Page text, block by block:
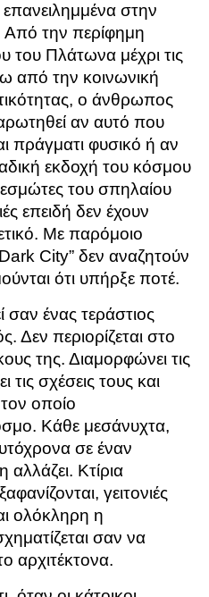
επανειλημμένα στην
Από την περίφημη
του Πλάτωνα μέχρι τις
από την κοινωνική
ο άνθρωπος
αν αυτό που
πράγματι φυσικό ή αν
εκδοχή του κόσμου
του σπηλαίου
επειδή δεν έχουν
Με παρόμοιο
City” δεν αναζητούν
ότι υπήρξε ποτέ.
σαν ένας τεράστιος
Δεν περιορίζεται στο
της. Διαμορφώνει τις
τις σχέσεις τους και
οποίο
Κάθε μεσάνυχτα,
σε έναν
Κτίρια
γειτονιές
ολόκληρη η
σαν να
αρχιτέκτονα.